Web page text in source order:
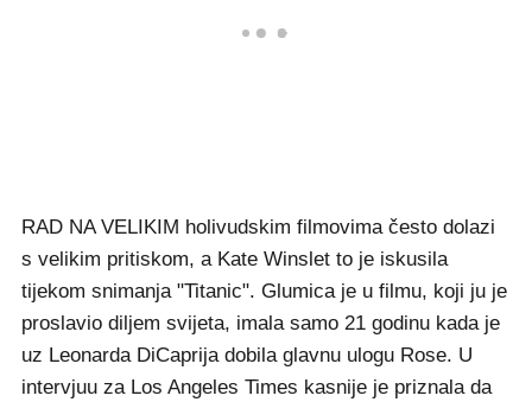
RAD NA VELIKIM holivudskim filmovima često dolazi
s velikim pritiskom, a Kate Winslet to je iskusila
tijekom snimanja "Titanic". Glumica je u filmu, koji ju je
proslavio diljem svijeta, imala samo 21 godinu kada je
uz Leonarda DiCaprija dobila glavnu ulogu Rose. U
intervjuu za Los Angeles Times kasnije je priznala da